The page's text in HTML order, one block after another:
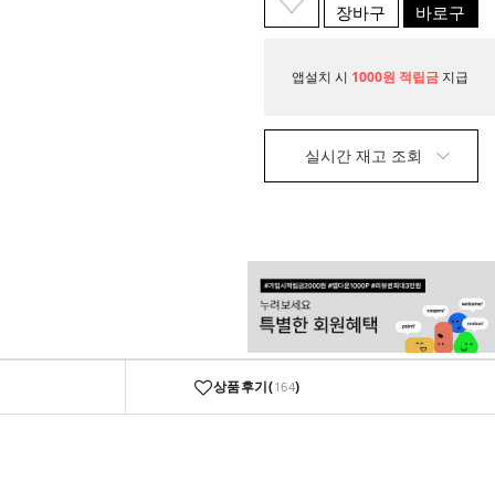
장바구
니
바로구
매
앱설치 시 1000원 적립금 지급
실시간 재고 조회
상품후기(164)